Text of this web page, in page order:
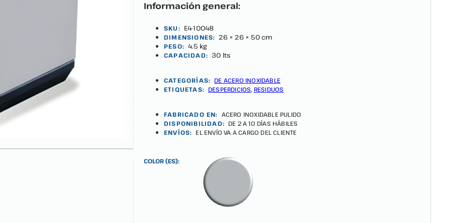
Información general:
SKU: E4-10048
DIMENSIONES: 26 × 26 × 50 cm
PESO: 4.5 kg
CAPACIDAD: 30 lts
CATEGORÍAS: DE ACERO INOXIDABLE
ETIQUETAS: DESPERDICIOS, RESIDUOS
FABRICADO EN: ACERO INOXIDABLE PULIDO
DISPONIBILIDAD: DE 2 A 10 DÍAS HÁBILES
ENVÍOS: EL ENVÍO VA A CARGO DEL CLIENTE
COLOR (ES):